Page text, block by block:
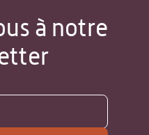
à notre